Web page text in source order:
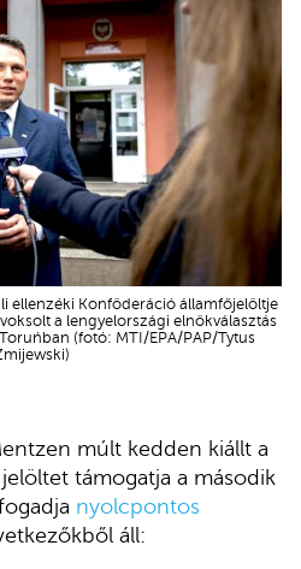
ellenzéki Konföderáció államfőjelöltje
a lengyelországi elnökválasztás
(fotó: MTI/EPA/PAP/Tytus
múlt kedden kiállt a
támogatja a második
nyolcpontos
áll: